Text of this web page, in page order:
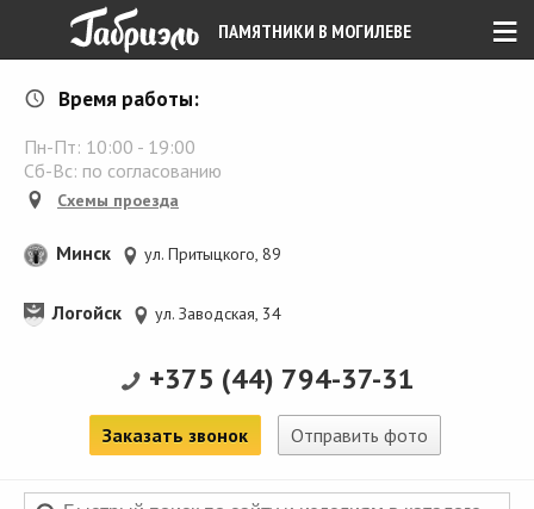
≡
ПАМЯТНИКИ В МОГИЛЕВЕ
Время работы:
Пн-Пт: 10:00 - 19:00
Сб-Вс: по согласованию
Схемы проезда
Минск ул. Притыцкого, 89
Логойск ул. Заводская, 34
+375 (44) 794-37-31
Заказать звонок Отправить фото